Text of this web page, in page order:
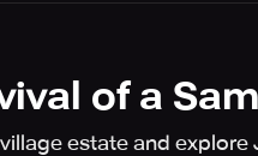
of a
estate and explore